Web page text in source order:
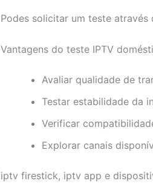
Podes solicitar um teste através
Vantagens do teste IPTV
Avaliar qualidade de
Testar estabilidade da
Verificar
Explorar canais
iptv firestick, iptv app e